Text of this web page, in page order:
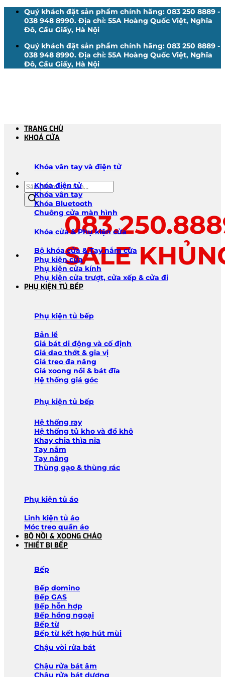
Quý khách đặt sản phẩm chính hãng: 083 250 8889 -
038 948 8990. Địa chỉ: 55A Hoàng Quốc Việt, Nghĩa
Đô, Cầu Giấy, Hà Nội
Quý khách đặt sản phẩm chính hãng: 083 250 8889 -
038 948 8990. Địa chỉ: 55A Hoàng Quốc Việt, Nghĩa
Đô, Cầu Giấy, Hà Nội
Tìm
kiếm
sản
phẩm
SALE
TRANG CHỦ
KHOÁ CỬA
Khóa vân tay và điện tử
Khóa điện tử
Khóa vân tay
Khóa Bluetooth
Chuông cửa màn hình
Khóa cửa & Phụ kiện cửa
Bộ khóa cửa & Tay nắm cửa
Phụ kiện cửa
Phụ kiện cửa kính
Phụ kiện cửa trượt, cửa xếp & cửa đi
PHỤ KIỆN TỦ BẾP
Phụ kiện tủ bếp
Bản lề
Giá bát di động và cố định
Giá dao thớt & gia vị
Giá treo đa năng
Giá xoong nồi & bát đĩa
Hệ thống giá góc
Phụ kiện tủ bếp
Hệ thống ray
Hệ thống tủ kho và đồ khô
Khay chia thìa nĩa
Tay nắm
Tay nâng
Thùng gạo & thùng rác
Phụ kiện tủ áo
Linh kiện tủ áo
Móc treo quần áo
BỘ NỒI & XOONG CHẢO
THIẾT BỊ BẾP
Bếp
Bếp domino
Bếp GAS
Bếp hỗn hợp
Bếp hồng ngoại
Bếp từ
Bếp từ kết hợp hút mùi
Chậu vòi rửa bát
Chậu rửa bát âm
Chậu rửa bát dương